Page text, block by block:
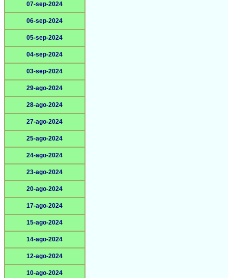
07-sep-2024
06-sep-2024
05-sep-2024
04-sep-2024
03-sep-2024
29-ago-2024
28-ago-2024
27-ago-2024
25-ago-2024
24-ago-2024
23-ago-2024
20-ago-2024
17-ago-2024
15-ago-2024
14-ago-2024
12-ago-2024
10-ago-2024